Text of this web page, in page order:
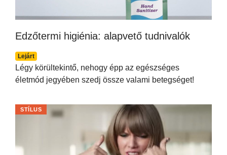
Edzőtermi higiénia: alapvető tudnivalók
Lejárt
Légy körültekintő, nehogy épp az egészséges
életmód jegyében szedj össze valami betegséget!
STÍLUS